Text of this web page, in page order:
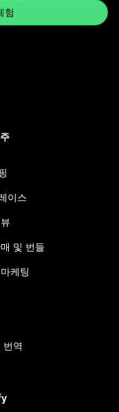
험
이스
및 번들
케팅
번역